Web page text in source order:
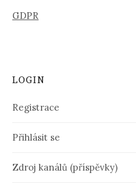
GDPR
LOGIN
Registrace
Přihlásit se
Zdroj kanálů (příspěvky)